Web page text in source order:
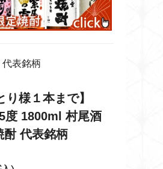
代表銘柄
り様１本まで】
度 1800ml 村尾酒
酎 代表銘柄